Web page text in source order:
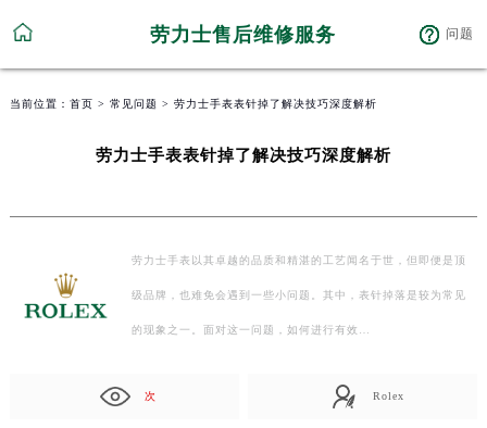
劳力士售后维修服务 问题
当前位置： 首页 > 常见问题 > 劳力士手表表针掉了解决技巧深度解析
劳力士手表表针掉了解决技巧深度解析
劳力士手表以其卓越的品质和精湛的工艺闻名于世，但即便是顶
级品牌，也难免会遇到一些小问题。其中，表针掉落是较为常见
的现象之一。面对这一问题，如何进行有效…
次 Rolex